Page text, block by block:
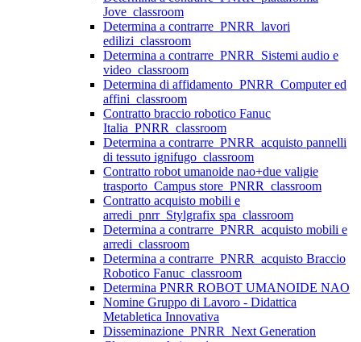
Jove_classroom
Determina a contrarre_PNRR_lavori
edilizi_classroom
Determina a contrarre_PNRR_Sistemi audio e
video_classroom
Determina di affidamento_PNRR_Computer ed
affini_classroom
Contratto braccio robotico Fanuc
Italia_PNRR_classroom
Determina a contrarre_PNRR_acquisto pannelli
di tessuto ignifugo_classroom
Contratto robot umanoide nao+due valigie
trasporto_Campus store_PNRR_classroom
Contratto acquisto mobili e
arredi_pnrr_Stylgrafix spa_classroom
Determina a contrarre_PNRR_acquisto mobili e
arredi_classroom
Determina a contrarre_PNRR_acquisto Braccio
Robotico Fanuc_classroom
Determina PNRR ROBOT UMANOIDE NAO
Nomine Gruppo di Lavoro - Didattica
Metabletica Innovativa
Disseminazione_PNRR_Next Generation